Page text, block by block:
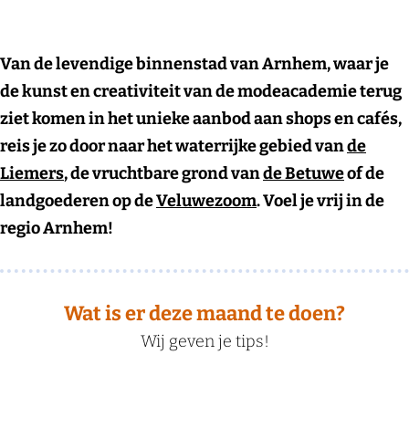
Van de levendige binnenstad van Arnhem, waar je
de kunst en creativiteit van de modeacademie terug
ziet komen in het unieke aanbod aan shops en cafés,
reis je zo door naar het waterrijke gebied vande
Liemers, de vruchtbare grond vande Betuweof de
landgoederen op deVeluwezoom. Voel je vrij in de
regio Arnhem!
Wat is er deze maand te doen?
Wij geven je tips!